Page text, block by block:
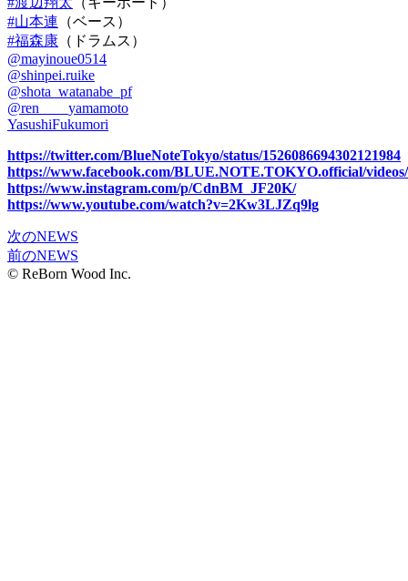
#山本連 （ベース）
#福森康 （ドラムス）
@mayinoue0514
@shinpei.ruike
@shota_watanabe_pf
@ren____yamamoto
YasushiFukumori
https://twitter.com/BlueNoteTokyo/status/1526086694302121984
https://www.facebook.com/BLUE.NOTE.TOKYO.official/videos/
https://www.instagram.com/p/CdnBM_JF20K/
https://www.youtube.com/watch?v=2Kw3LJZq9lg
次のNEWS
前のNEWS
© ReBorn Wood Inc.